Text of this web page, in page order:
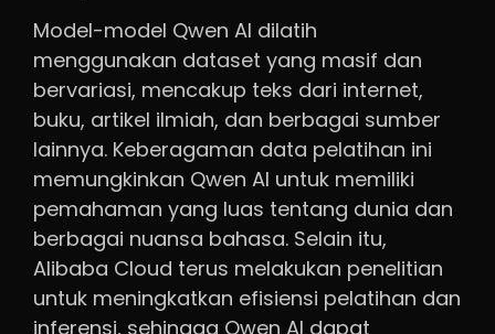
Model-model Qwen AI dilatih
menggunakan dataset yang masif dan
bervariasi, mencakup teks dari internet,
buku, artikel ilmiah, dan berbagai sumber
lainnya. Keberagaman data pelatihan ini
memungkinkan Qwen AI untuk memiliki
pemahaman yang luas tentang dunia dan
berbagai nuansa bahasa. Selain itu,
Alibaba Cloud terus melakukan penelitian
untuk meningkatkan efisiensi pelatihan dan
inferensi, sehingga Qwen AI dapat